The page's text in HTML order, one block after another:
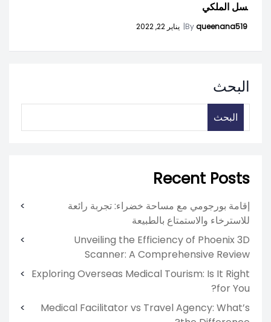
سل الملكي
Byqueenana519
| يناير 22, 2022
البحث
البحث
Recent Posts
إقامة بورجومي مع مساحة خضراء: تجربة رائعة
للاسترخاء والاستمتاع بالطبيعة
Unveiling the Efficiency of Phoenix 3D
Scanner: A Comprehensive Review
Exploring Overseas Medical Tourism: Is It Right
for You?
Medical Facilitator vs Travel Agency: What’s